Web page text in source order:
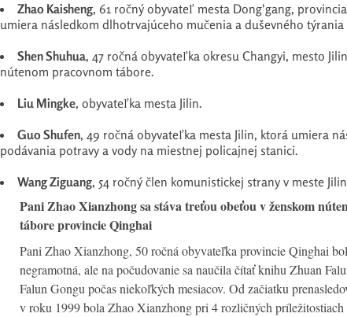
Zhao Kaisheng, 61 ročný obyvateľ mesta Dong'gang,
umiera následkom dlhotrvajúceho mučenia a duševného týrania
Shen Shuhua, 47 ročná obyvateľka okresu Changyi, mesto
nútenom pracovnom tábore.
Liu Mingke, obyvateľka mesta Jilin.
Guo Shufen, 49 ročná obyvateľka mesta Jilin, ktorá umiera
podávania potravy a vody na miestnej policajnej stanici.
Wang Ziguang, 54 ročný člen komunistickej strany v meste
Pani Zhao Xianzhong sa stáva treťou obeťou v ženskom
tábore provincie Qinghai
Pani Zhao Xianzhong, 50 ročná obyvateľka provincie Qinghai
negramotná, ale na počudovanie sa naučila čítať knihu Zhuan
Falun Gongu počas niekoľkých mesiacov. Od začiatku
v roku 1999 bola Zhao Xianzhong pri 4 rozličných príležitostiach